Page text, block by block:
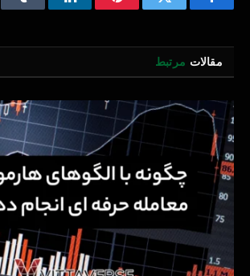
Facebook
Twitter
Pinterest
LinkedIn
مقالات مرتبط